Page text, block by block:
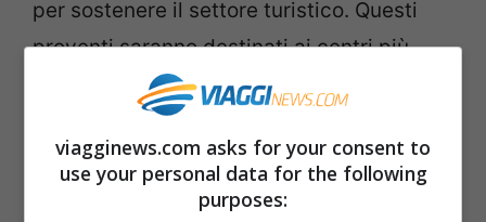
per sostenere il settore turistico. Questi
proventi saranno destinati ai centri più
piccoli con lo scopo di sviluppare
artigianali, e culturali
turismo: all’insegna di una vacanza
culturale e alla scoperta dei
viagginews.com asks for your consent to
use your personal data for the following
purposes: